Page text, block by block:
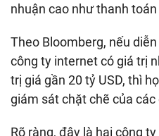
nhuận cao như thanh
Theo Bloomberg, nếu
công ty internet có giá trị
trị giá gần 20 tỷ USD, thì
giám sát chặt chẽ của các
Rõ ràng, đây là hai công